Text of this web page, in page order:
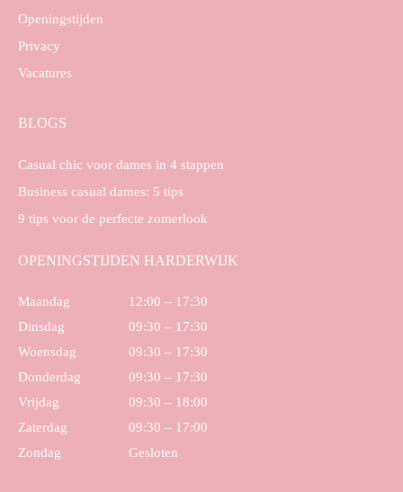
Openingstijden
Privacy
Vacatures
BLOGS
Casual chic voor dames in 4 stappen
Business casual dames: 5 tips
9 tips voor de perfecte zomerlook
OPENINGSTIJDEN HARDERWIJK
Maandag
12:00 – 17:30
Dinsdag
09:30 – 17:30
Woensdag
09:30 – 17:30
Donderdag
09:30 – 17:30
Vrijdag
09:30 – 18:00
Zaterdag
09:30 – 17:00
Zondag
Gesloten